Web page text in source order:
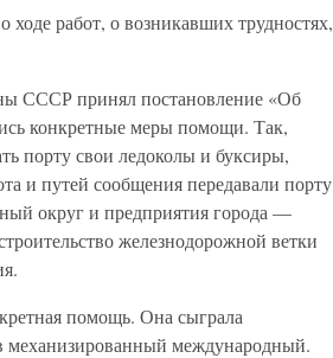
работ, о возникавших трудностях,
СССР принял постановление «Об
конкретные меры помощи. Так,
порту свои ледоколы и буксиры,
и путей сообщения передавали порту
округ и предприятия города —
железнодорожной ветки
помощь. Она сыграла
механизированный международный.